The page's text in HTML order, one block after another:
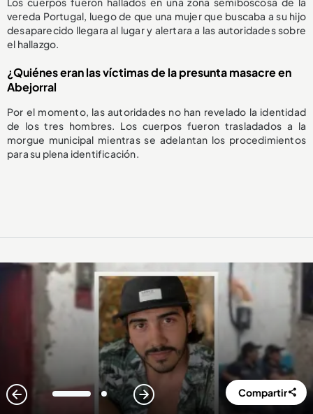
vereda Portugal, luego de que una mujer que buscaba a su hijo
desaparecido llegara al lugar y alertara a las autoridades sobre
el hallazgo.
¿Quiénes eran las víctimas de la presunta masacre en
Abejorral
Por el momento, las autoridades no han revelado la identidad
de los tres hombres. Los cuerpos fueron trasladados a la
morgue municipal mientras se adelantan los procedimientos
para su plena identificación.
1 2 Compartir